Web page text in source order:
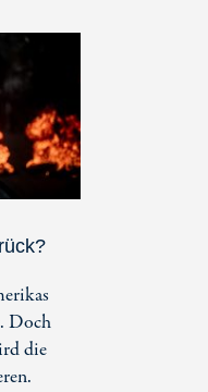
Doch
die